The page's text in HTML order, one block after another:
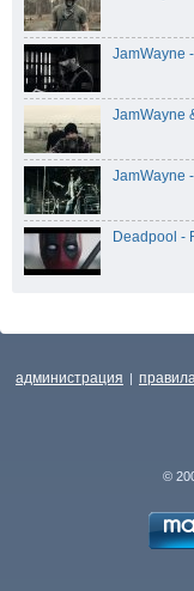
JamWayne
JamWayne
JamWayne
Deadpool -
администрация |
©